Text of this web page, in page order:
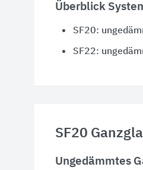
Überblick
SF20:
SF22:
SF20
Ungedämmtes